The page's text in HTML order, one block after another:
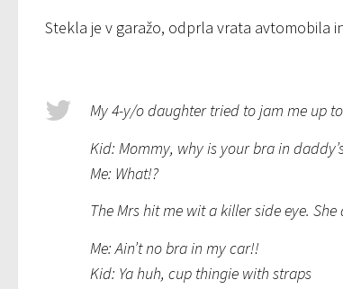
Stekla je v garažo, odprla vrata avtomobila
My 4-y/o daughter tried to jam me up
Kid: Mommy, why is your bra in
Me: What!?
The Mrs hit me wit a killer side eye.
Me: Ain’t no bra in my car!!
Kid: Ya huh, cup thingie with straps